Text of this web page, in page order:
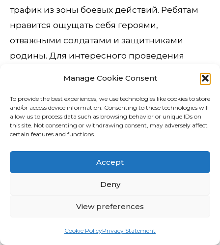
Manage Cookie Consent
To provide the best experiences, we use technologies like cookies to store
and/or access device information. Consenting to these technologies will
allow us to process data such as browsing behavior or unique IDs on
this site. Not consenting or withdrawing consent, may adversely affect
certain features and functions.
Accept
Deny
View preferences
Cookie PolicyPrivacy Statement
трафик из зоны боевых действий. Ребятам
нравится ощущать себя героями,
отважными солдатами и защитниками
родины. Для интересного проведения
виде оружия и военных аксессуаров.
Это означает, что если на кого — то нападают
законное право защищать себя
пропорционально, например, с помощью
собственного огнестрельного оружия.
Критериями, учитываемыми при выдаче
являются наличие угрозы для жизни